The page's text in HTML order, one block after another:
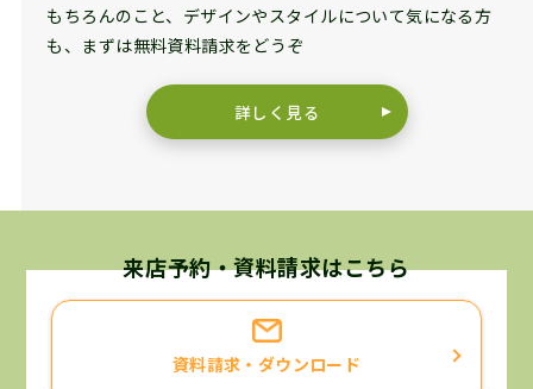
もちろんのこと、デザインやスタイルについて気になる方
も、まずは無料資料請求をどうぞ
詳しく見る
来店予約・資料請求はこちら
資料請求・ダウンロード